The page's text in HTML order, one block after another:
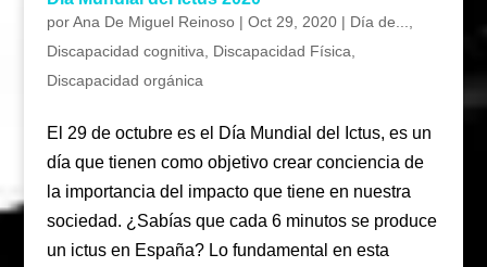
porAna De Miguel Reinoso| Oct 29, 2020| Día de...
Discapacidad cognitiva
Discapacidad Física
Discapacidad orgánica
El 29 de octubre es el Día Mundial del Ictus, es un
día que tienen como objetivo crear conciencia de
la importancia del impacto que tiene en nuestra
sociedad. ¿Sabías que cada 6 minutos se produce
un ictus en España? Lo fundamental en esta